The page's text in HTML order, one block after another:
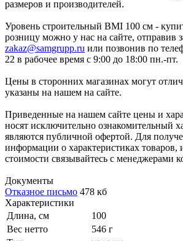
размеров и производителей.
Уровень строительный BMI 100 см -
розницу можно у нас на сайте, отправив
zakaz@samgrupp.ru или позвонив по
22 в рабочее время с 9:00 до 18:00 пн.-пт.
Цены в сторонних магазинах могут
указаны на нашем на сайте.
Приведенные на нашем сайте цены и
носят исключительно ознакомительный
являются публичной офертой. Для
информации о характеристиках товаров,
стоимости связывайтесь с менеджерами
Документы
Отказное письмо 478 кб
Характеристики
Длина, см
100
Вес нетто
546 г